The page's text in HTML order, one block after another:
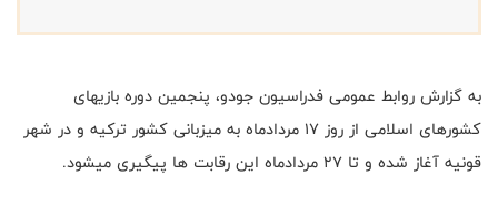
به گزارش روابط عمومی فدراسیون جودو، پنجمین دوره بازیهای
کشورهای اسلامی از روز ۱۷ مردادماه به میزبانی کشور ترکیه و در شهر
قونیه آغاز شده و تا ۲۷ مردادماه این رقابت ها پیگیری میشود.